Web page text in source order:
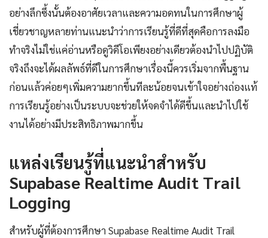
อย่างลึกซึ้งนั้นต้องอาศัยเวลาและความอดทนในการศึกษาผู้
เชี่ยวชาญหลายท่านแนะนำว่าการเรียนรู้ที่ดีที่สุดคือการลงมือ
ทำจริงไม่ใช่แค่อ่านหรือดูวิดีโอเพียงอย่างเดียวต้องนำไปปฏิบัติ
จริงถึงจะได้ผลลัพธ์ที่ดีในการศึกษาเรื่องนี้ควรเริ่มจากพื้นฐาน
ก่อนแล้วค่อยๆเพิ่มความยากขึ้นทีละน้อยจนเข้าใจอย่างถ่องแท้
การเรียนรู้อย่างเป็นระบบจะช่วยให้จดจำได้ดีขึ้นและนำไปใช้
งานได้อย่างมีประสิทธิภาพมากขึ้น
แหล่งเรียนรู้ที่แนะนำสำหรับ
Supabase Realtime Audit Trail
Logging
สำหรับผู้ที่ต้องการศึกษา Supabase Realtime Audit Trail